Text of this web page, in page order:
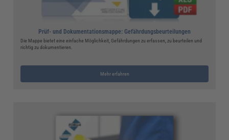
Prüf- und Dokumentationsmappe: Gefährdungsbeurteilungen
Die Mappe bietet eine einfache Möglichkeit, Gefährdungen zu erfassen, zu beurteilen und
richtig zu dokumentieren.
Mehr erfahren